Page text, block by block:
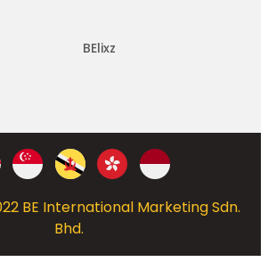
BElixz
BE International Marketing Sdn.
Bhd.